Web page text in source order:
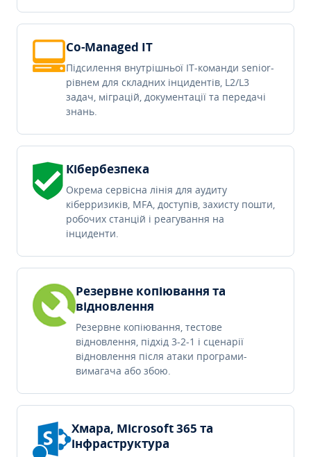
Co-Managed IT
Підсилення внутрішньої IT-команди senior-
рівнем для складних інцидентів, L2/L3
задач, міграцій, документації та передачі
знань.
Кібербезпека
Окрема сервісна лінія для аудиту
кіберризиків, MFA, доступів, захисту пошти,
робочих станцій і реагування на
інциденти.
Резервне копіювання та
відновлення
Резервне копіювання, тестове
відновлення, підхід 3-2-1 і сценарії
відновлення після атаки програми-
вимагача або збою.
Хмара, Microsoft 365 та
інфраструктура